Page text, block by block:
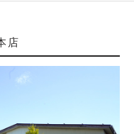
店